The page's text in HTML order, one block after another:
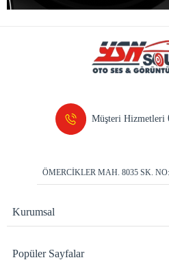
Müşteri Hizmetleri
ÖMERCİKLER MAH. 8035 SK.
Kurumsal
Popüler Sayfalar